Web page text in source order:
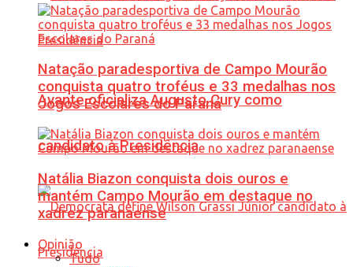
Avante oficializa Augusto Cury como
candidato à Presidência
Natação paradesportiva de Campo Mourão
conquista quatro troféus e 33 medalhas nos
Jogos Escolares do Paraná
Natália Biazon conquista dois ouros e
mantém Campo Mourão em destaque no
xadrez paranaense
Opinião
Tudo